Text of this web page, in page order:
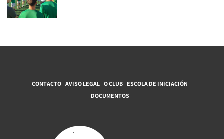
CONTACTO AVISO LEGAL O CLUB ESCOLA DE INICIACIÓN
DOCUMENTOS